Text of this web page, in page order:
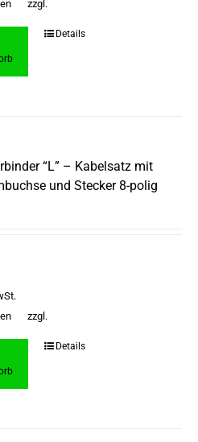
zzgl.
Details
“L” – Kabelsatz mit
und Stecker 8-polig
zzgl.
Details